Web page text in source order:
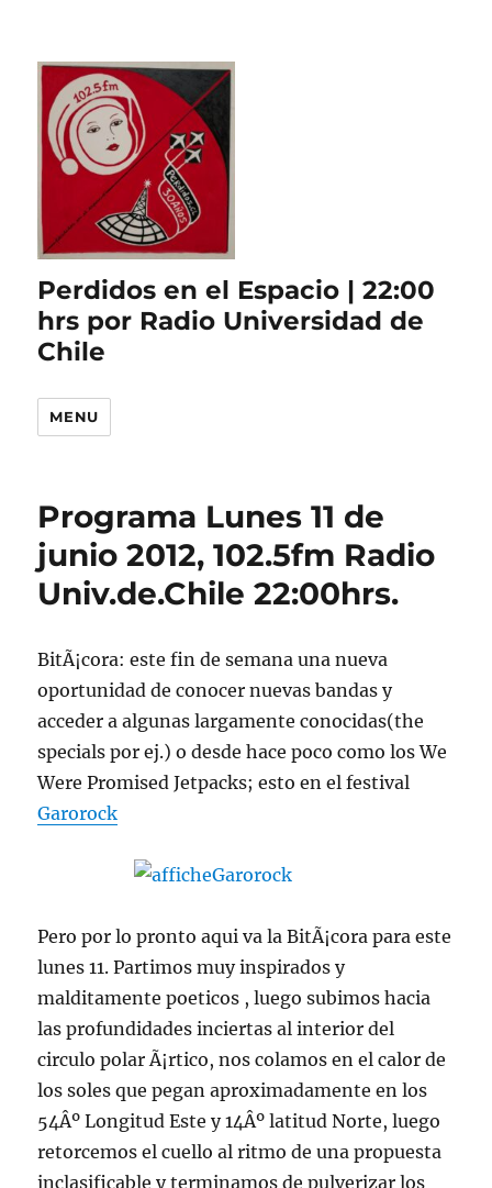
Perdidos en el Espacio | 22:00
hrs por Radio Universidad de
Chile
MENU
Programa Lunes 11 de
junio 2012, 102.5fm Radio
Univ.de.Chile 22:00hrs.
BitÃ¡cora: este fin de semana una nueva
oportunidad de conocer nuevas bandas y
acceder a algunas largamente conocidas(the
specials por ej.) o desde hace poco como los We
Were Promised Jetpacks; esto en el festival
Garorock
Pero por lo pronto aqui va la BitÃ¡cora para este
lunes 11. Partimos muy inspirados y
malditamente poeticos , luego subimos hacia
las profundidades inciertas al interior del
circulo polar Ã¡rtico, nos colamos en el calor de
los soles que pegan aproximadamente en los
54Âº Longitud Este y 14Âº latitud Norte, luego
retorcemos el cuello al ritmo de una propuesta
inclasificable y terminamos de pulverizar los